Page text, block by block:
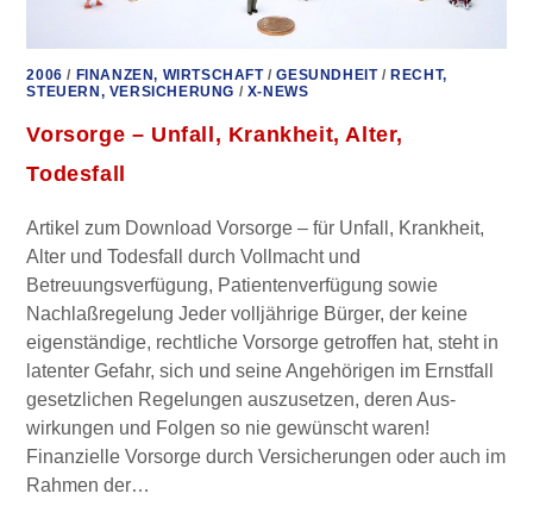
2006 / FINANZEN, WIRTSCHAFT/GESUNDHEIT/RECHT,
STEUERN, VERSICHERUNG / X-NEWS
Vorsorge – Unfall, Krankheit, Alter,
Todesfall
Artikel zum Download Vorsorge – für Unfall, Krankheit,
Alter und Todesfall durch Vollmacht und
Betreuungsverfügung, Patientenverfügung sowie
Nachlaßregelung Jeder volljährige Bürger, der keine
eigenständige, rechtliche Vorsorge getroffen hat, steht in
latenter Gefahr, sich und seine Angehörigen im Ernstfall
gesetzlichen Regelungen auszusetzen, deren Aus-
wirkungen und Folgen so nie gewünscht waren!
Finanzielle Vorsorge durch Versicherungen oder auch im
Rahmen der…